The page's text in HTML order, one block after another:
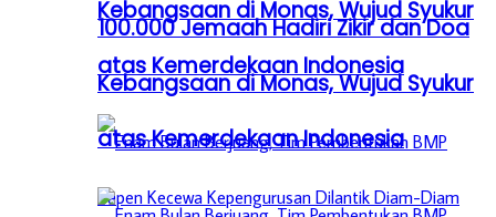
Kebangsaan di Monas, Wujud Syukur
atas Kemerdekaan Indonesia
100.000 Jemaah Hadiri Zikir dan Doa
Kebangsaan di Monas, Wujud Syukur
atas Kemerdekaan Indonesia